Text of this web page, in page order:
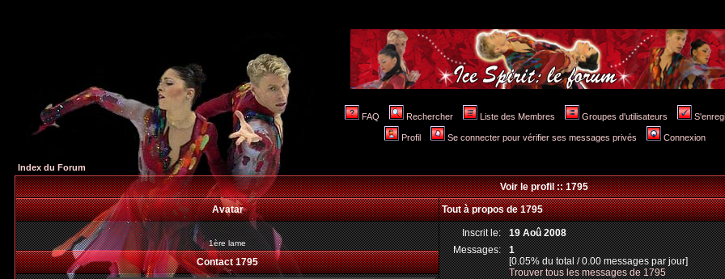
FAQ Rechercher Liste des Membres Groupes d'utilisateurs
Profil Se connecter pour vérifier ses messages privés Connexion
Index du Forum
Voir le profil :: 1795
Avatar
Tout à propos de 1795
1ère lame
Inscrit le: 19 Aoû 2008
Messages: 1
[0.05% du total / 0.00 messages par jour]
Trouver tous les messages de 1795
Contact 1795